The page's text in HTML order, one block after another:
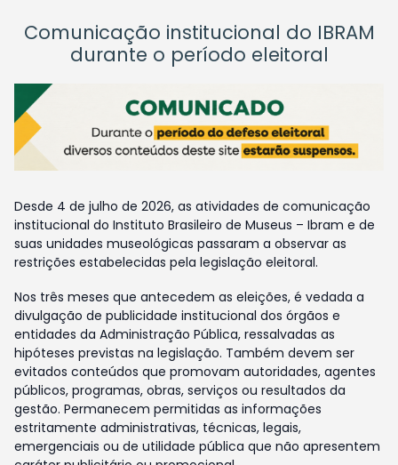
Comunicação institucional do IBRAM
durante o período eleitoral
Desde 4 de julho de 2026, as atividades de comunicação
institucional do Instituto Brasileiro de Museus – Ibram e de
suas unidades museológicas passaram a observar as
restrições estabelecidas pela legislação eleitoral.
Nos três meses que antecedem as eleições, é vedada a
divulgação de publicidade institucional dos órgãos e
entidades da Administração Pública, ressalvadas as
hipóteses previstas na legislação. Também devem ser
evitados conteúdos que promovam autoridades, agentes
públicos, programas, obras, serviços ou resultados da
gestão. Permanecem permitidas as informações
estritamente administrativas, técnicas, legais,
emergenciais ou de utilidade pública que não apresentem